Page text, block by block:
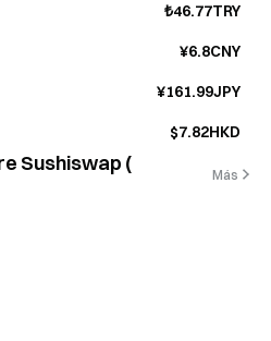
₺46.77TRY
¥6.8CNY
¥161.99JPY
$7.82HKD
Sushiswap (
Más